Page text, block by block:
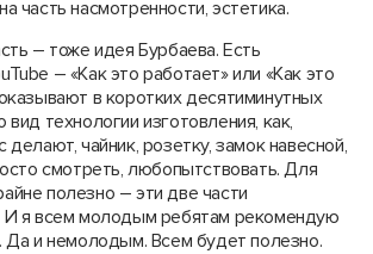
часть насмотренности, эстетика.
– тоже идея Бурбаева. Есть
– «Как это работает» или «Как это
в коротких десятиминутных
вид технологии изготовления, как,
делают, чайник, розетку, замок навесной,
смотреть, любопытствовать. Для
полезно – эти две части
И я всем молодым ребятам рекомендую
Да и немолодым. Всем будет полезно.